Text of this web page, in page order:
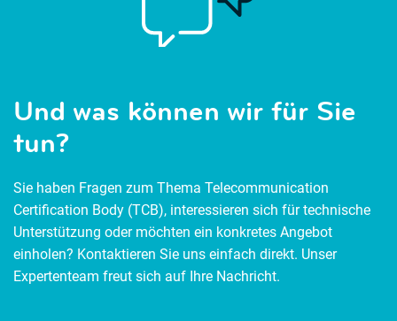
Und was können wir für Sie
tun?
Sie haben Fragen zum Thema Telecommunication
Certification Body (TCB), interessieren sich für technische
Unterstützung oder möchten ein konkretes Angebot
einholen? Kontaktieren Sie uns einfach direkt. Unser
Expertenteam freut sich auf Ihre Nachricht.